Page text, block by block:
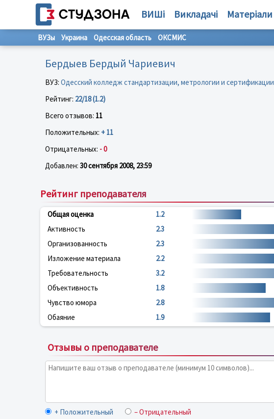
ВИШі Викладачі Матеріали
ВУЗы Украина Одесская область ОКСМИС
Бердыев Бердый Чариевич
ВУЗ: Одесский колледж стандартизации, метрологии и сертификации
Рейтинг: 22/18 (1.2)
Всего отзывов: 11
Положительных: + 11
Отрицательных: - 0
Добавлен: 30 сентября 2008, 23:59
Рейтинг преподавателя
Общая оценка 1.2
Активность
2.3
Организованность
2.3
Изложение материала
2.2
Требовательность
3.2
Объективность
1.8
Чувство юмора
2.8
Обаяние
1.9
Отзывы о преподавателе
+ Положительный – Отрицательный